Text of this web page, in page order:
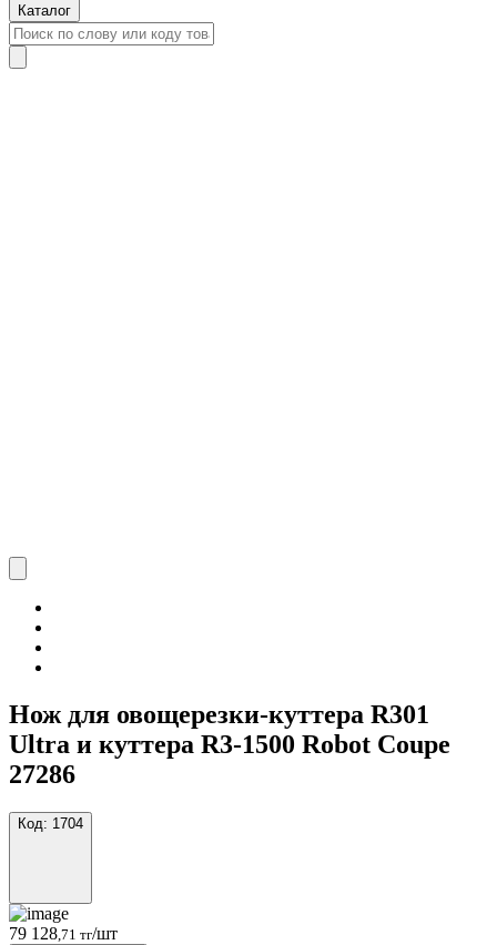
Каталог
Нож для овощерезки-куттера R301
Ultra и куттера R3-1500 Robot Coupe
27286
Код: 1704
79 128 ,71 тг/шт